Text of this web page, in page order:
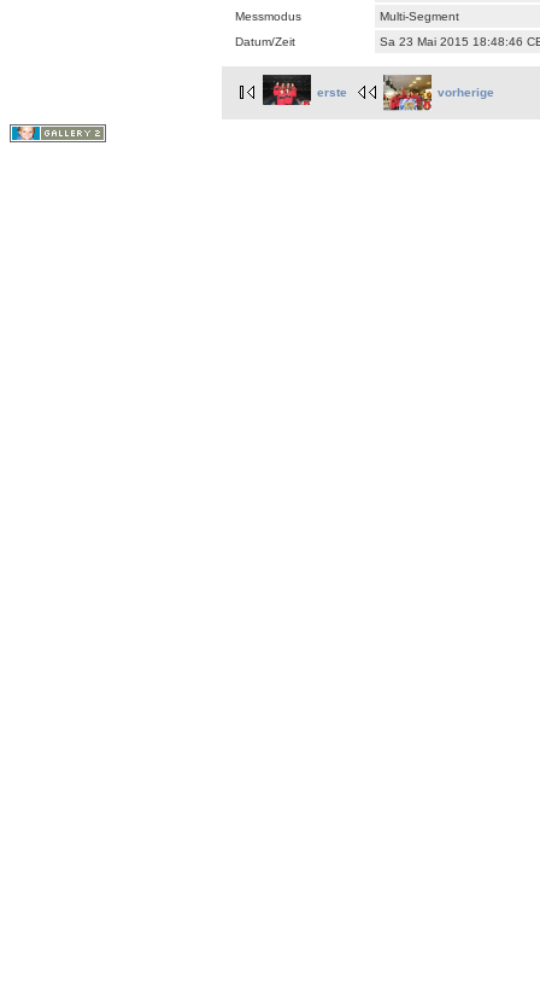
Messmodus
Multi-Segment
Datum/Zeit
Sa 23 Mai 2015 18:48:46
erste vorherige